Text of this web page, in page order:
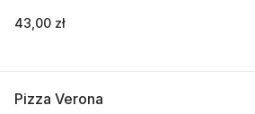
43,00 zł
Pizza Verona